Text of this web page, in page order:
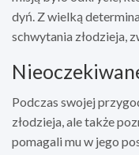
dyń. Z wielką
schwytania złodzieja,
Podczas swojej
złodzieja, ale także
pomagali mu w jego